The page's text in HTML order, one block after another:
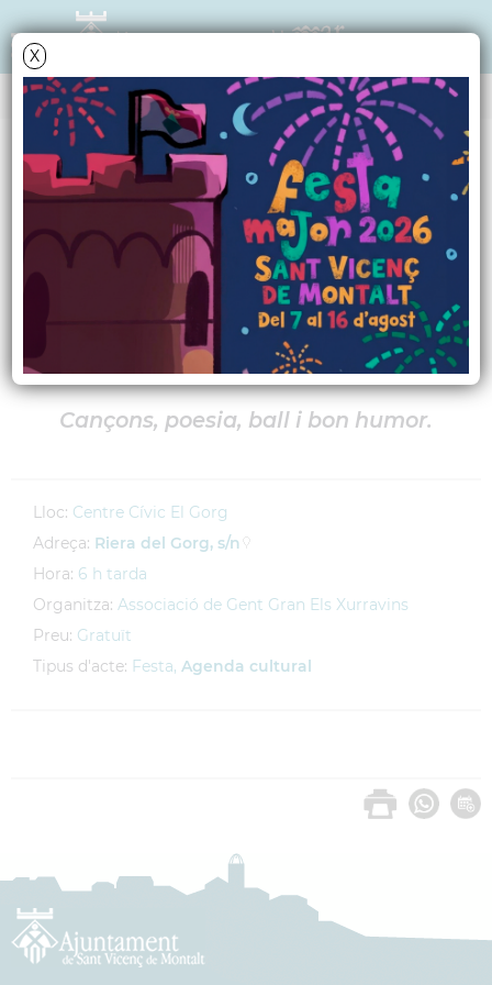
X
AGENDA
Dimecres18 desembre 2024
Brindis de Nadal dels
'Xurravins'
Cançons, poesia, ball i bon humor.
Lloc: Centre Cívic El Gorg
Adreça: Riera del Gorg, s/n
Hora: 6 h tarda
Organitza: Associació de Gent Gran Els Xurravins
Preu: Gratuït
Tipus d'acte: Festa, Agenda cultural